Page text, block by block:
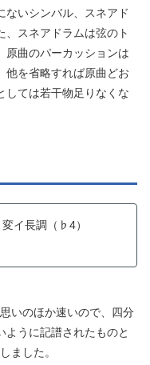
ないシンバル、スネアド
、スネアドラムは弦のト
原曲のパーカッションは
他を省略すれば原曲どお
しては若干物足りなくな
イ長調（♭4）
いのほか速いので、四分
ように記譜されたものと
ました。